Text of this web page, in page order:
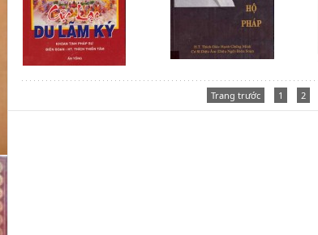
Trang trước 1 2